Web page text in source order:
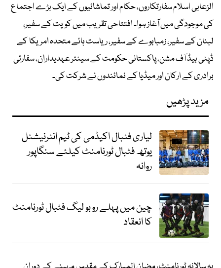
الزعابی اسلام سفارتکاروں، حکام اور تماشائیوں کے ایک بڑے اجتماع
کی موجودگی میں آغاز ہوا۔ افتتاحی تقریب میں کویت کے سفیر،
لبنان کے سفیر، زمبابوے کے سفیر، ریاست ہائے متحدہ امریکا کے
ڈپٹی ہیڈ آف مشن، پاکستانی حکومت کے سینئر عہدیداران، سفارتی
برادری کے ارکان اور میڈیا کے نمائندوں نے شرکت کی۔
مزید پڑھیں
لیاری فٹبال اکیڈمی کی ٹیم انٹرنیشنل
یوتھ فٹبال ٹورنامنٹ کیلئے سنگاپور
روانہ
چین میں پہلے روبو لیگ فٹبال ٹورنامنٹ
کا انعقاد